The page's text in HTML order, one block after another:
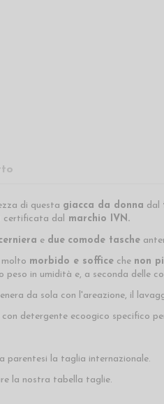
di questa giacca da donna dal
certificata dal marchio IVN.
e due comode tasche
molto morbido e sofficeche non
in umidità e, a seconda delle
da sola con l'areazione, il
detergente ecoogico specifico
parentesi la taglia internazionale.
la nostra tabella taglie.